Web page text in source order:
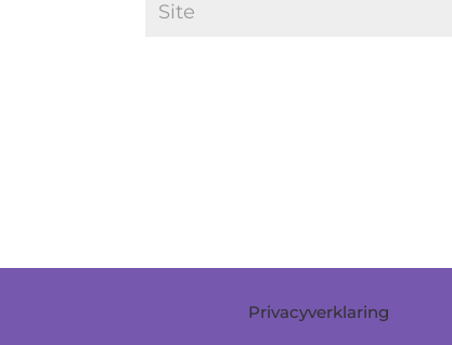
Privacyverklaring